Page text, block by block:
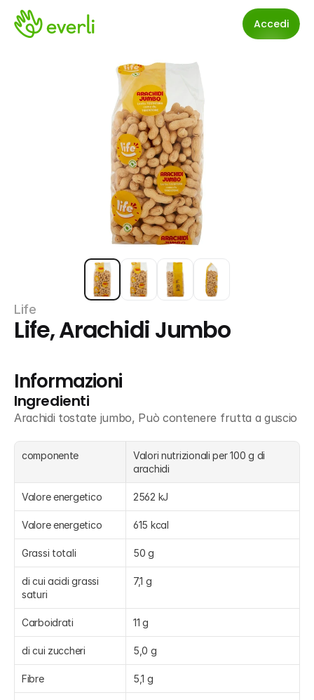
Accedi
Life
Life, Arachidi Jumbo
Informazioni
Ingredienti
Arachidi tostate jumbo, Può contenere frutta a guscio
componente
Valori nutrizionali per 100 g di
arachidi
Valore energetico 2562 kJ
Valore energetico 615 kcal
Grassi totali 50 g
di cui acidi grassi
saturi
7,1 g
Carboidrati 11 g
di cui zuccheri 5,0 g
Fibre 5,1 g